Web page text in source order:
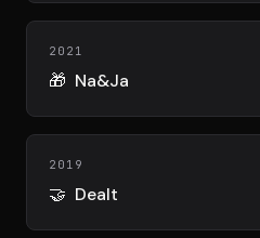
BIENTÔT DISPONIBLE
2021
🎁 Na&Ja
2019
🤝 Dealt